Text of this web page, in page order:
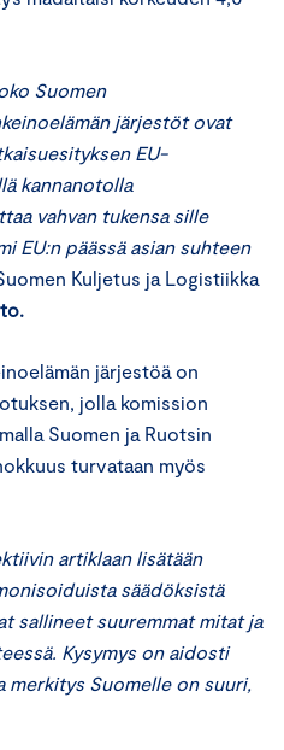
Suomen
järjestöt ovat
EU-
kannanotolla
vahvan tukensa sille
EU:n päässä asian suhteen
Kuljetus ja Logistiikka
järjestöä on
jolla komission
Suomen ja Ruotsin
turvataan myös
artiklaan lisätään
säädöksistä
sallineet suuremmat mitat ja
Kysymys on aidosti
merkitys Suomelle on suuri,